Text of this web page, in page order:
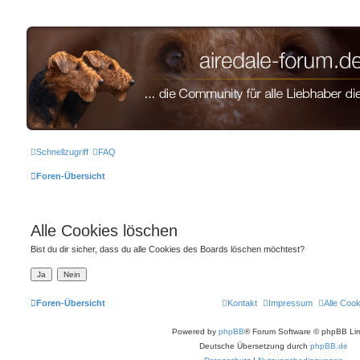
airedale-forum.de
Zum Inhalt
Schnellzugriff FAQ
Foren-Übersicht
Alle Cookies löschen
Bist du dir sicher, dass du alle Cookies des Boards löschen möchtest?
Foren-Übersicht Alle
Impressum
Kontakt
Powered by phpBB® Forum Software © phpBB
Deutsche Übersetzung durch phpBB.de